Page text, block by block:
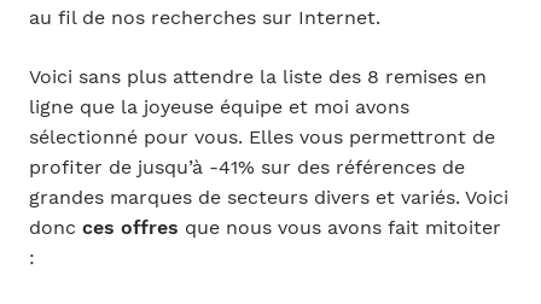
au fil de nos recherches sur Internet.
Voici sans plus attendre la liste des 8 remises en
ligne que la joyeuse équipe et moi avons
sélectionné pour vous. Elles vous permettront de
profiter de jusqu’à -41% sur des références de
grandes marques de secteurs divers et variés. Voici
donc ces offres que nous vous avons fait mitoiter
: